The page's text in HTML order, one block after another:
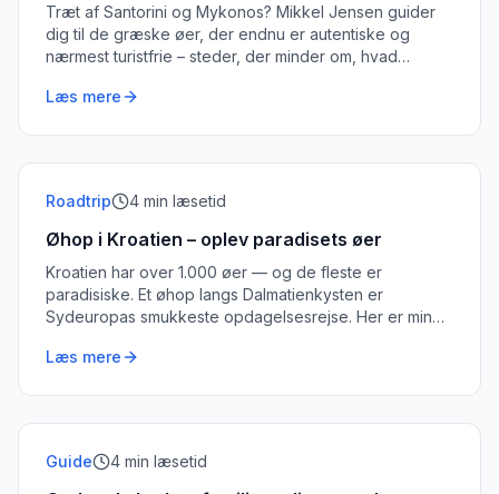
Træt af Santorini og Mykonos? Mikkel Jensen guider
dig til de græske øer, der endnu er autentiske og
nærmest turistfrie – steder, der minder om, hvad
Læs mere
Roadtrip 4 min læsetid
Øhop i Kroatien – oplev paradisets øer
Kroatien har over 1.000 øer — og de fleste er
paradisiske. Et øhop langs Dalmatienkysten er
Sydeuropas smukkeste opdagelsesrejse. Her er min
Læs mere
Guide 4 min læsetid